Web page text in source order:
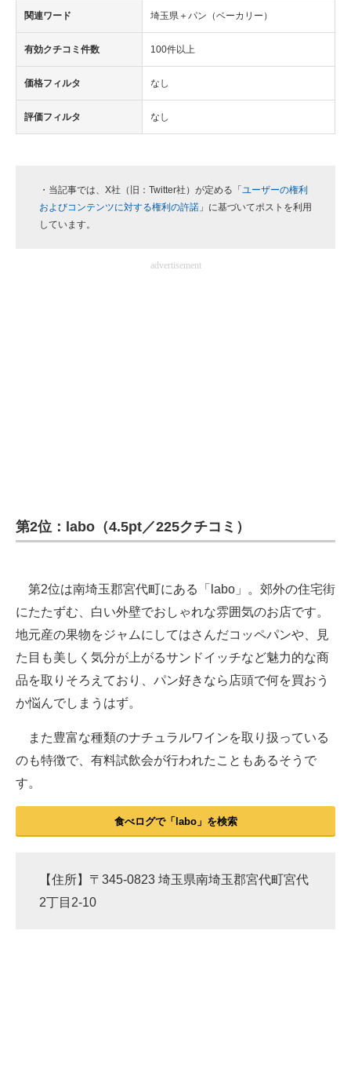
関連ワード 埼玉県＋パン（ベーカリー）
有効クチコミ件数 100件以上
価格フィルタ なし
評価フィルタ なし
・当記事では、X社（旧：Twitter社）が定める「 ユーザーの権利
およびコンテンツに対する権利の許諾 」に基づいてポストを利用
しています。
advertisement
第2位：labo（4.5pt／225クチコミ）
第2位は南埼玉郡宮代町にある「labo」。郊外の住宅街
にたたずむ、白い外壁でおしゃれな雰囲気のお店です。
地元産の果物をジャムにしてはさんだコッペパンや、見
た目も美しく気分が上がるサンドイッチなど魅力的な商
品を取りそろえており、パン好きなら店頭で何を買おう
か悩んでしまうはず。
また豊富な種類のナチュラルワインを取り扱っている
のも特徴で、有料試飲会が行われたこともあるそうで
す。
食べログで「labo」を検索
【住所】〒345-0823 埼玉県南埼玉郡宮代町宮代
2丁目2-10